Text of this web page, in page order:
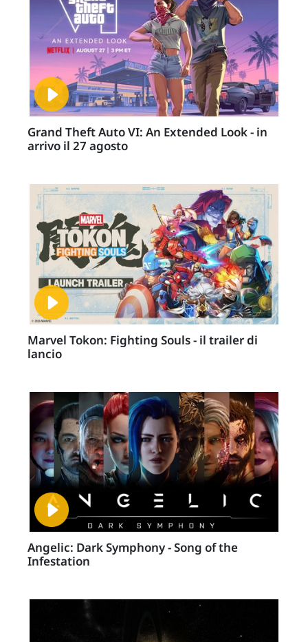
Grand Theft Auto VI: An Extended Look - in
arrivo il 27 agosto
Marvel Tokon: Fighting Souls - il trailer di
lancio
Angelic: Dark Symphony - Song of the
Infestation